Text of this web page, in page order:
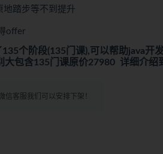
地踏步等不到提升
offer
个阶段(135门课),可以帮助java开
包含135门课原价27980 详细介绍
客服我们可以安排下架！